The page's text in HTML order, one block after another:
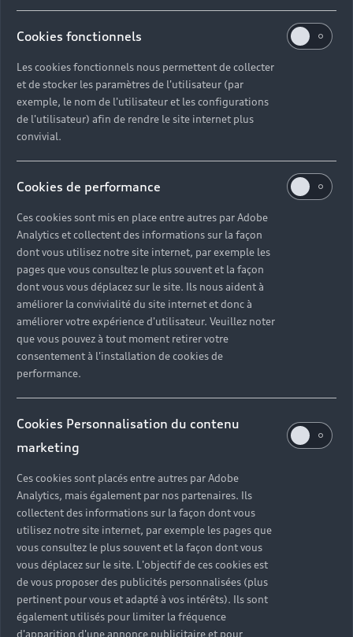
Toujours plus de services
avec Audi connect
Si vous pouvez profiter de la géolocalisation de votre
voiture grâce à l’application myAudi, l’option Audi
connect vous permet par ailleurs de faciliter votre
quotidien et votre conduite. Reliant votre Audi à
internet, ce système vous offre un accès facilité à
votre boîte mail depuis votre écran MMI Navigation,
met à jour automatiquement les cartes de votre gps,
affiche le trafic lié à votre itinéraire, les places
disponibles dans un parking, et peut même vous
indiquer les prix des carburants proposés dans les
stations-services les plus proches.
Cookies fonctionnels
Les cookies fonctionnels nous permettent de collecter
et de stocker les paramètres de l'utilisateur (par
exemple, le nom de l'utilisateur et les configurations
de l'utilisateur) afin de rendre le site internet plus
convivial.
Cookies de performance
Ces cookies sont mis en place entre autres par Adobe
Analytics et collectent des informations sur la façon
dont vous utilisez notre site internet, par exemple les
pages que vous consultez le plus souvent et la façon
dont vous vous déplacez sur le site. Ils nous aident à
améliorer la convivialité du site internet et donc à
améliorer votre expérience d'utilisateur. Veuillez noter
que vous pouvez à tout moment retirer votre
consentement à l'installation de cookies de
performance.
Cookies Personnalisation du contenu
marketing
Ces cookies sont placés entre autres par Adobe
Analytics, mais également par nos partenaires. Ils
collectent des informations sur la façon dont vous
utilisez notre site internet, par exemple les pages que
vous consultez le plus souvent et la façon dont vous
vous déplacez sur le site. L'objectif de ces cookies est
de vous proposer des publicités personnalisées (plus
pertinent pour vous et adapté à vos intérêts). Ils sont
également utilisés pour limiter la fréquence
d'apparition d'une annonce publicitaire et pour